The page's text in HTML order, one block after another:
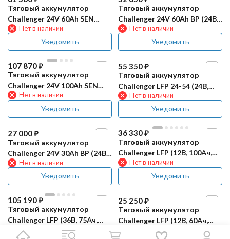
12 700₽
Тяговый аккумулятор
CHALLENGER EV12-75 (12В,
69Ач, AGM)
Нет в наличии
Уведомить Уведомить
33 950₽
Тяговый аккумулятор
Challenger T-1275 (12В,
140Ач, Acid)
Нет в наличии
Уведомить
24 280₽
Тяговый аккумулятор
Challenger T-875 (8В, 160Ач,
Нет в наличии
Уведомить
39 160₽
Тяговый аккумулятор
Challenger (24В, 30Ач,
Нет в наличии
Уведомить
67 010₽
Тяговый аккумулятор
Challenger 24V 60Ah LV (24В,
60Ач, LiFePO4)
Нет в наличии
Уведомить
61 360₽
Тяговый аккумулятор
Challenger 24V 60Ah SEN
52 650₽
Тяговый аккумулятор
Challenger 24V 60Ah BP (24В,